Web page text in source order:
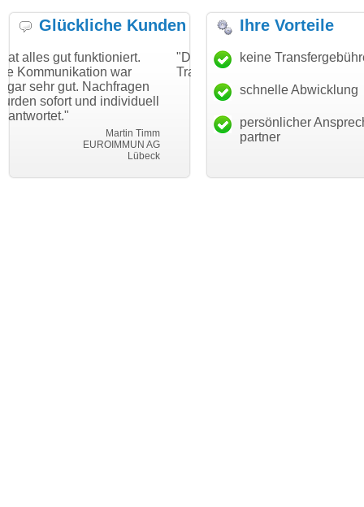
Glückliche Kunden
war
individuell
"Danke für den schnellen
Transfer und guten Service!"
Thomas Schäfer
i can eckert communication GmbH
"Ich bin
haben. Die
mein Business
Ihre Vorteile
keine
schnelle Abwicklung
persönlicher
partner